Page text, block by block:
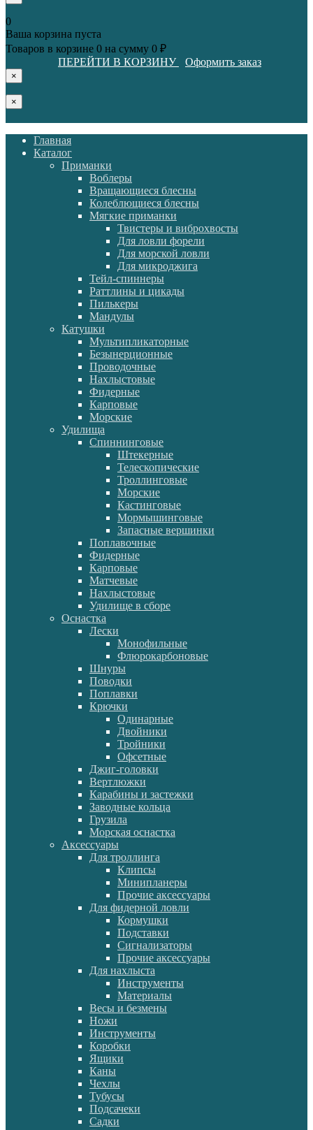
0
Ваша корзина пуста
Товаров в корзине 0 на сумму 0 ₽
ПЕРЕЙТИ В КОРЗИНУ
Оформить заказ
×
×
Главная
Каталог
Приманки
Воблеры
Вращающиеся блесны
Колеблющиеся блесны
Мягкие приманки
Твистеры и виброхвосты
Для ловли форели
Для морской ловли
Для микроджига
Тейл-спиннеры
Раттлины и цикады
Пилькеры
Мандулы
Катушки
Мультипликаторные
Безынерционные
Проводочные
Нахлыстовые
Фидерные
Карповые
Морские
Удилища
Спиннинговые
Штекерные
Телескопические
Троллинговые
Морские
Кастинговые
Мормышинговые
Запасные вершинки
Поплавочные
Фидерные
Карповые
Матчевые
Нахлыстовые
Удилище в сборе
Оснастка
Лески
Монофильные
Флюрокарбоновые
Шнуры
Поводки
Поплавки
Крючки
Одинарные
Двойники
Тройники
Офсетные
Джиг-головки
Вертлюжки
Карабины и застежки
Заводные кольца
Грузила
Морская оснастка
Аксессуары
Для троллинга
Клипсы
Минипланеры
Прочие аксессуары
Для фидерной ловли
Кормушки
Подставки
Сигнализаторы
Прочие аксессуары
Для нахлыста
Инструменты
Материалы
Весы и безмены
Ножи
Инструменты
Коробки
Ящики
Каны
Чехлы
Тубусы
Подсачеки
Садки